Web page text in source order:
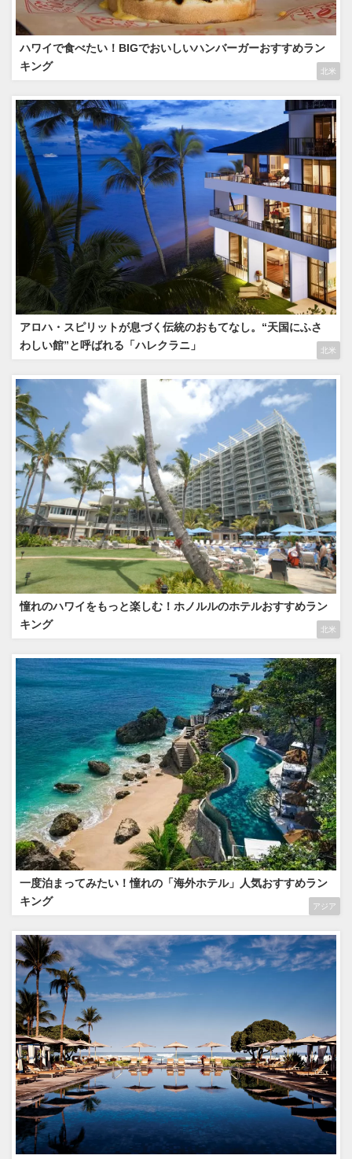
北米
ハワイで食べたい！BIGでおいしいハンバーガーおすすめラン
キング
北米
アロハ・スピリットが息づく伝統のおもてなし。“天国にふさ
わしい館”と呼ばれる「ハレクラニ」
北米
憧れのハワイをもっと楽しむ！ホノルルのホテルおすすめラン
キング
アジア
一度泊まってみたい！憧れの「海外ホテル」人気おすすめラン
キング